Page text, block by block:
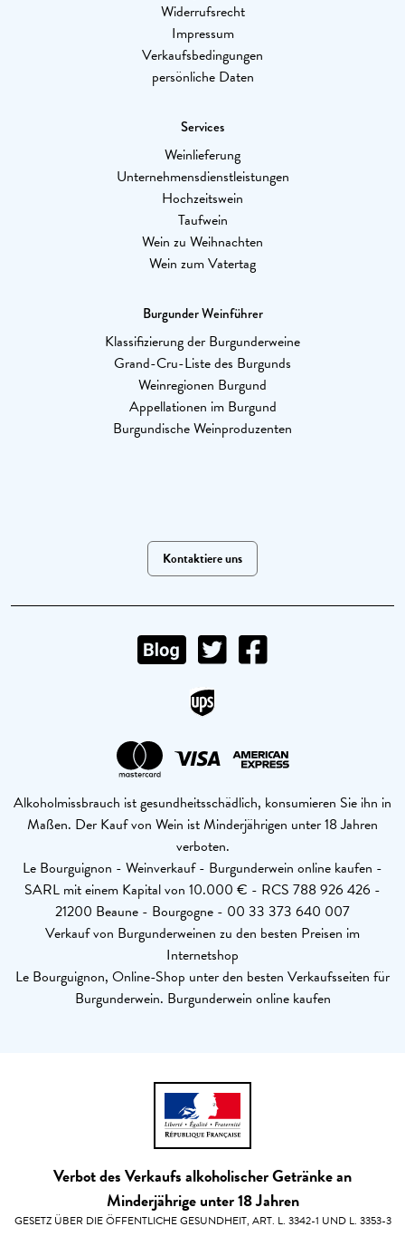
Widerrufsrecht
Impressum
Verkaufsbedingungen
persönliche Daten
Services
Weinlieferung
Unternehmensdienstleistungen
Hochzeitswein
Taufwein
Wein zu Weihnachten
Wein zum Vatertag
Burgunder Weinführer
Klassifizierung der Burgunderweine
Grand-Cru-Liste des Burgunds
Weinregionen Burgund
Appellationen im Burgund
Burgundische Weinproduzenten
Kontaktiere uns
Alkoholmissbrauch ist gesundheitsschädlich, konsumieren Sie ihn in
Maßen. Der Kauf von Wein ist Minderjährigen unter 18 Jahren
verboten.
Le Bourguignon - Weinverkauf - Burgunderwein online kaufen -
SARL mit einem Kapital von 10.000 € - RCS 788 926 426 -
21200 Beaune - Bourgogne - 00 33 373 640 007
Verkauf von Burgunderweinen zu den besten Preisen im
Internetshop
Le Bourguignon, Online-Shop unter den besten Verkaufsseiten für
Burgunderwein. Burgunderwein online kaufen
Verbot des Verkaufs alkoholischer Getränke an
Minderjährige unter 18 Jahren
GESETZ ÜBER DIE ÖFFENTLICHE GESUNDHEIT, ART. L. 3342-1 UND L. 3353-3